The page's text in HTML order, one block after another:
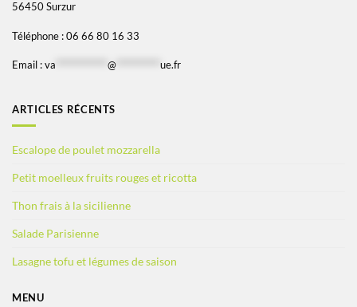
56450 Surzur
Téléphone : 06 66 80 16 33
Email : va @ ue.fr
ARTICLES RÉCENTS
Escalope de poulet mozzarella
Petit moelleux fruits rouges et ricotta
Thon frais à la sicilienne
Salade Parisienne
Lasagne tofu et légumes de saison
MENU